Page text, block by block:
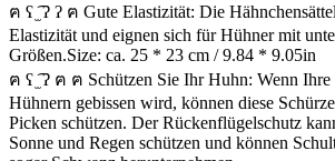
ฅ ʕ ̫͡ ʔ ʔ ฅ Gute Elastizität: Die
Elastizität und eignen sich für Hühner mit
Größen.Size: ca. 25 * 23 cm / 9.84 * 9.05in
ฅ ʕ ̫͡ ʔ ฅ ฅ Schützen Sie Ihr Huhn: Wenn Ihre
Hühnern gebissen wird, können diese
Picken schützen. Der Rückenflügelschutz
Sonne und Regen schützen und können